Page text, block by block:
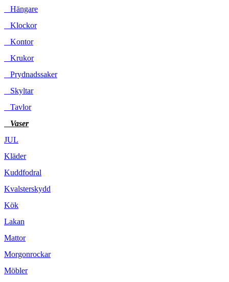
Hängare
Klockor
Kontor
Krukor
Prydnadssaker
Skyltar
Tavlor
Vaser
JUL
Kläder
Kuddfodral
Kvalsterskydd
Kök
Lakan
Mattor
Morgonrockar
Möbler